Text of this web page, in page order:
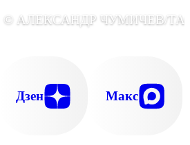
© АЛЕКСАНДР ЧУМИЧЕВ/
Дзен Макс